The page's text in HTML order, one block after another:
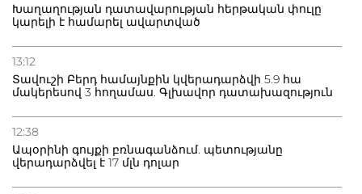
Խաղաղության դատավարության հերթական փուլը
կարելի է համարել ավարտված
13:12
Տավուշի Բերդ համայնքին կվերադարձվի 5.9 հա
մակերեսով 3 հողամաս. Գլխավոր դատախազություն
12:38
Ապօրինի գույքի բռնագանձում. պետությանը
վերադարձվել է 17 մլն դոլար